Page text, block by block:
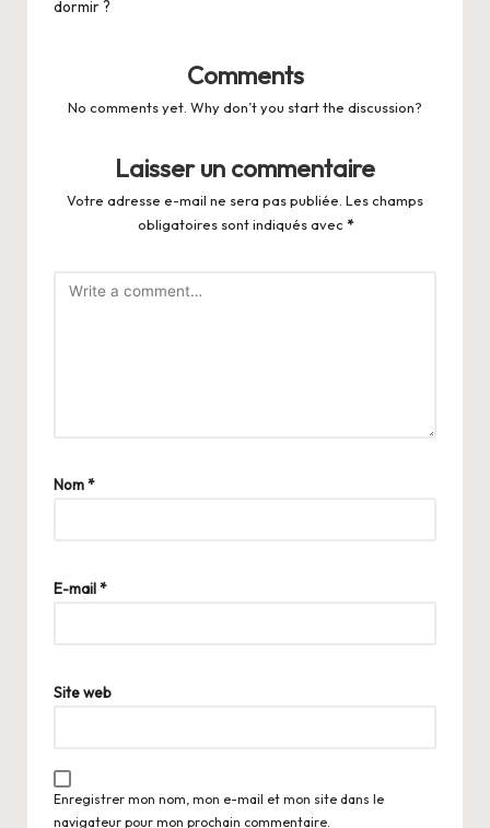
dormir ?
Comments
No comments yet. Why don’t you start the discussion?
Laisser un commentaire
Votre adresse e-mail ne sera pas publiée. Les champs
obligatoires sont indiqués avec *
Nom*
E-mail*
Site web
Enregistrer mon nom, mon e-mail et mon site dans le
navigateur pour mon prochain commentaire.